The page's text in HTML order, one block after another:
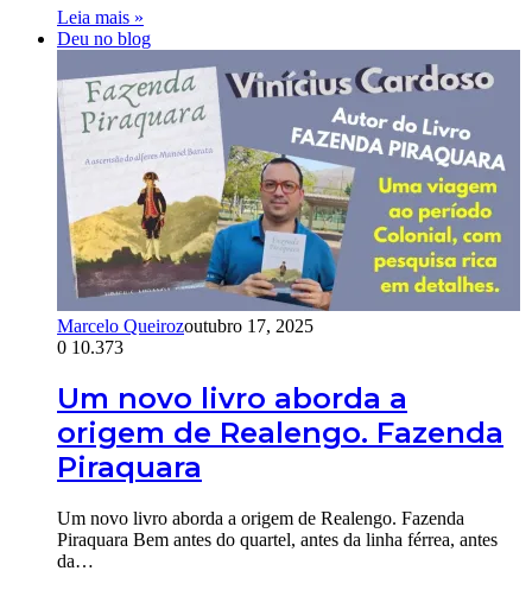
Leia mais »
Deu no blog
Marcelo Queirozoutubro 17, 2025
0 10.373
Um novo livro aborda a
origem de Realengo. Fazenda
Piraquara
Um novo livro aborda a origem de Realengo. Fazenda
Piraquara Bem antes do quartel, antes da linha férrea, antes
da…